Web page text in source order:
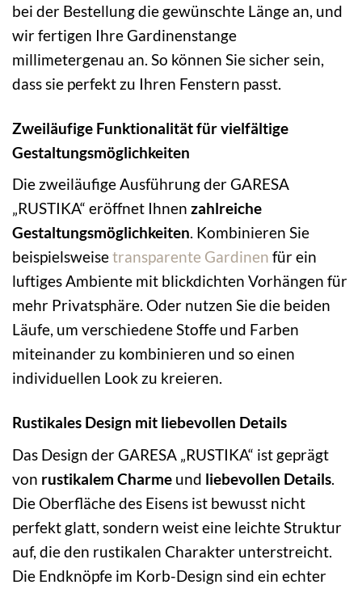
bei der Bestellung die gewünschte Länge an, und
wir fertigen Ihre Gardinenstange
millimetergenau an. So können Sie sicher sein,
dass sie perfekt zu Ihren Fenstern passt.
Zweiläufige Funktionalität für vielfältige
Gestaltungsmöglichkeiten
Die zweiläufige Ausführung der GARESA
„RUSTIKA“ eröffnet Ihnen zahlreiche
Gestaltungsmöglichkeiten. Kombinieren Sie
beispielsweisetransparente Gardinen für ein
luftiges Ambiente mit blickdichten Vorhängen für
mehr Privatsphäre. Oder nutzen Sie die beiden
Läufe, um verschiedene Stoffe und Farben
miteinander zu kombinieren und so einen
individuellen Look zu kreieren.
Rustikales Design mit liebevollen Details
Das Design der GARESA „RUSTIKA“ ist geprägt
von rustikalem Charme und liebevollen Details.
Die Oberfläche des Eisens ist bewusst nicht
perfekt glatt, sondern weist eine leichte Struktur
auf, die den rustikalen Charakter unterstreicht.
Die Endknöpfe im Korb-Design sind ein echter